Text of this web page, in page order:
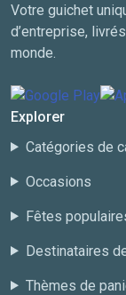
Votre guichet
d’entreprise,
monde.
Explorer
Catégories de
Occasions
Fêtes
Destinataires
Thèmes de